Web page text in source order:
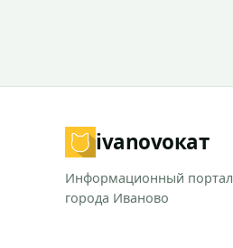
ivanovoкат
Информационный портал
города Иваново